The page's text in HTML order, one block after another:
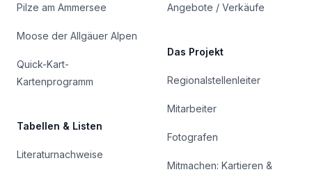
Pilze am Ammersee
Moose der Allgäuer Alpen
Quick-Kart-
Kartenprogramm
Tabellen & Listen
Literaturnachweise
Angebote / Verkäufe
Das Projekt
Regionalstellenleiter
Mitarbeiter
Fotografen
Mitmachen: Kartieren &